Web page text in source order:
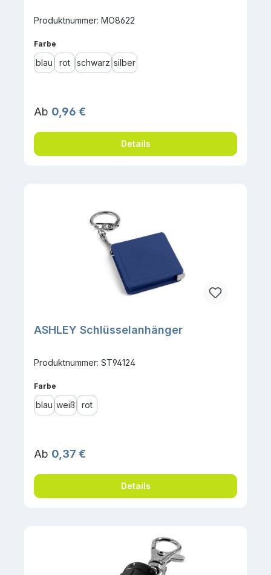
Produktnummer: MO8622
Farbe
blau rot schwarz silber
Regulärer Preis:
Ab 0,96 €
Details
ASHLEY Schlüsselanhänger
Produktnummer: ST94124
Farbe
blau weiß rot
Regulärer Preis:
Ab 0,37 €
Details